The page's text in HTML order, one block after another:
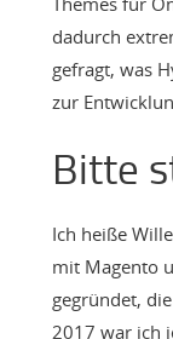
dadurch
gefragt, was
zur
Bitte
Ich heiße
mit Magento
gegründet,
2017 war ich